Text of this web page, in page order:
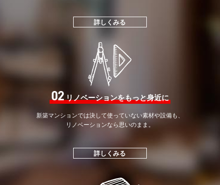
詳しくみる
02リノベーションをもっと身近に
新築マンションでは決して使っていない素材や設備も、
リノベーションなら思いのまま。
詳しくみる